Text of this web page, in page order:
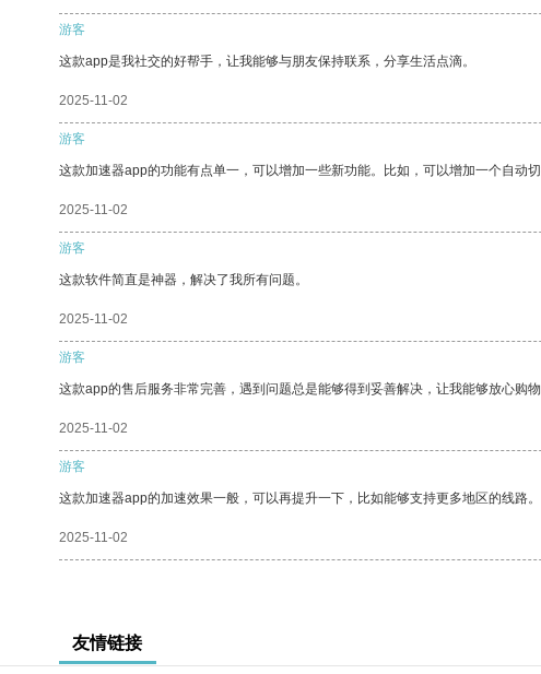
游客
这款app是我社交的好帮手，让我能够与朋友保持联系，分享生活点滴。
2025-11-02
游客
这款加速器app的功能有点单一，可以增加一些新功能。比如，可以增加一个自动
2025-11-02
游客
这款软件简直是神器，解决了我所有问题。
2025-11-02
游客
这款app的售后服务非常完善，遇到问题总是能够得到妥善解决，让我能够放心购物
2025-11-02
游客
这款加速器app的加速效果一般，可以再提升一下，比如能够支持更多地区的线路。
2025-11-02
友情链接